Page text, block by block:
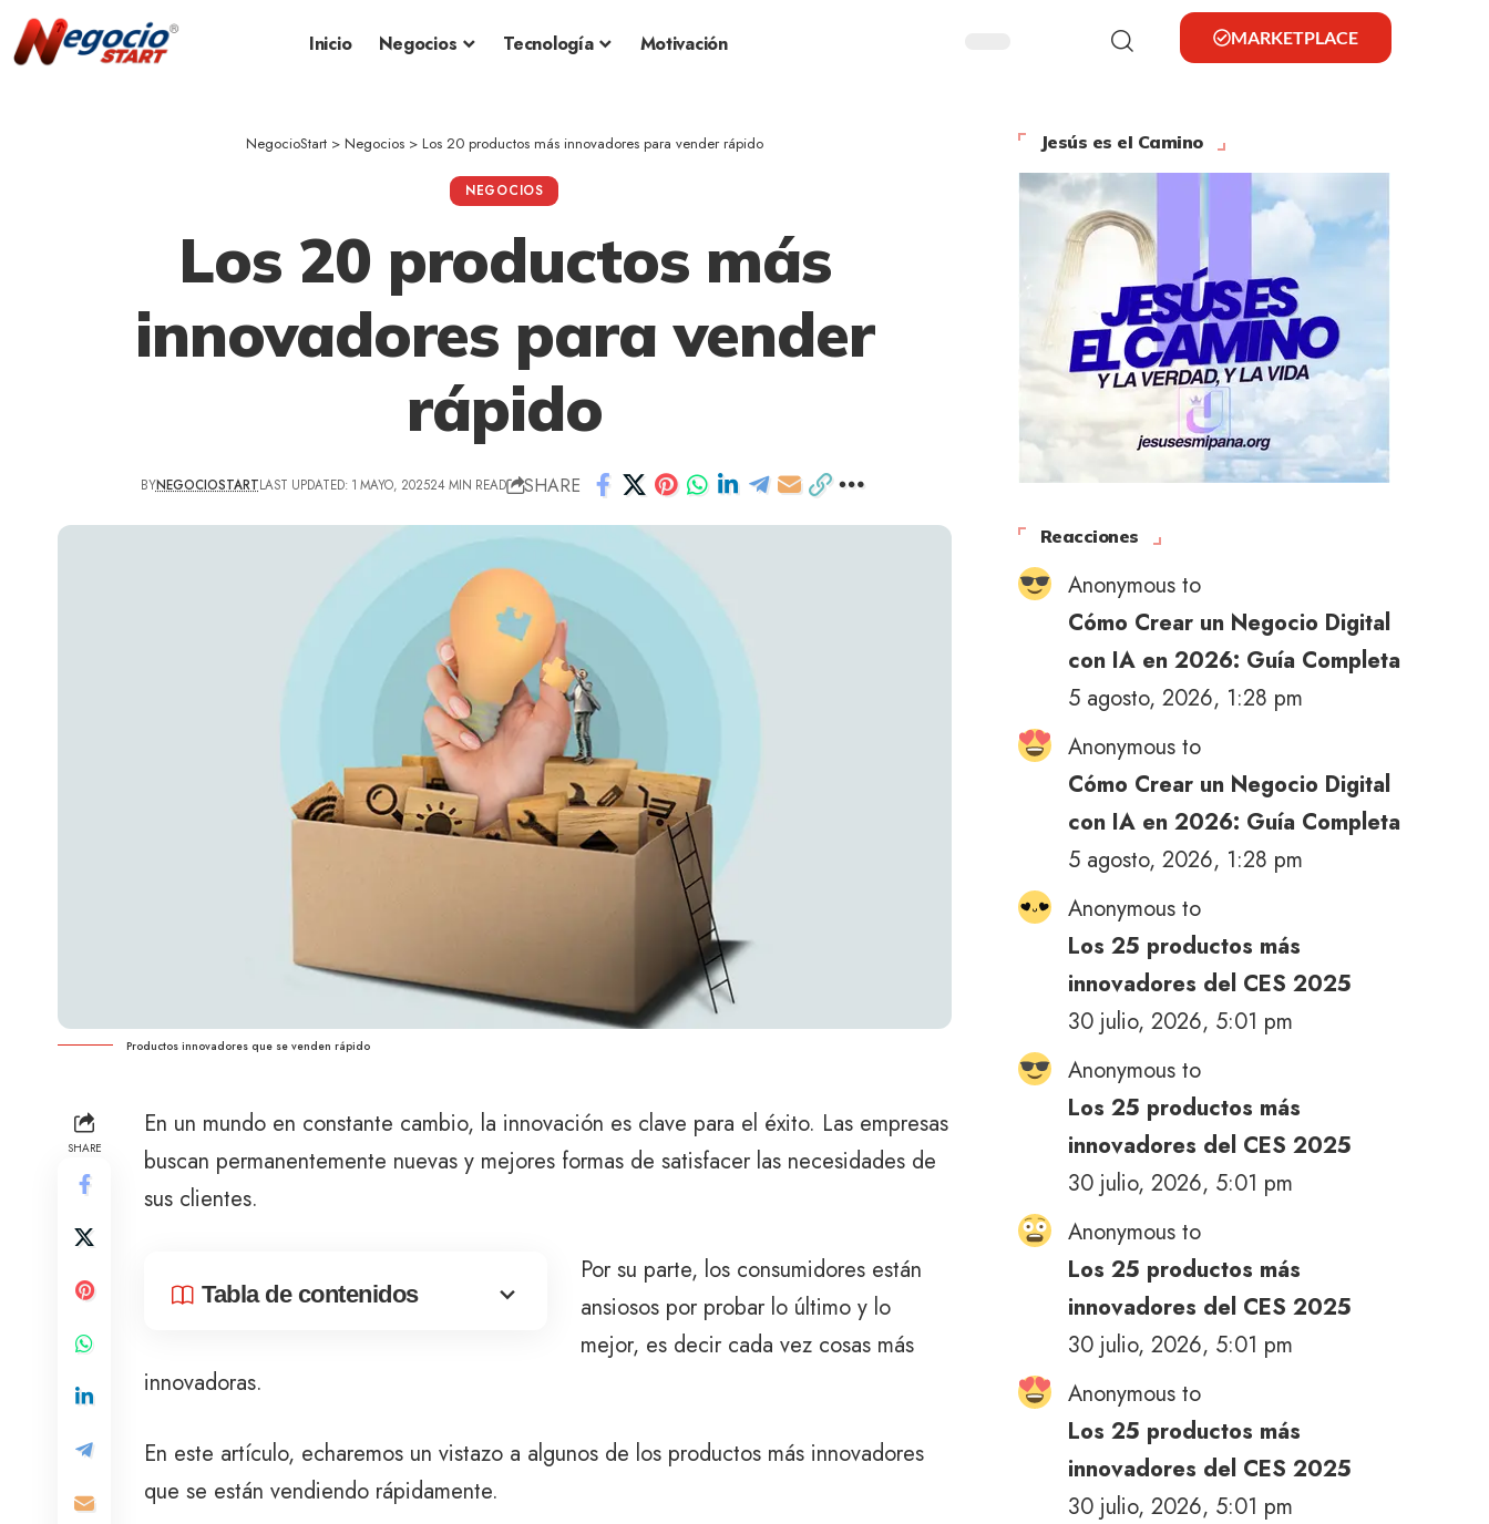
Inicio Negocios Tecnología Motivación MARKETPLACE
NegocioStart> Negocios> Los 20 productos más innovadores para vender rápido
NEGOCIOS
Los 20 productos más
innovadores para vender
rápido
BYNEGOCIOSTARTLAST UPDATED: 1 MAYO, 202524 MIN READ SHARE
Productos innovadores que se venden rápido
SHARE
En un mundo en constante cambio, la innovación es clave para el éxito. Las empresas
buscan permanentemente nuevas y mejores formas de satisfacer las necesidades de
sus clientes.
Tabla de contenidos
Por su parte, los consumidores están
ansiosos por probar lo último y lo
mejor, es decir cada vez cosas más
innovadoras.
En este artículo, echaremos un vistazo a algunos de los productos más innovadores
que se están vendiendo rápidamente.
Jesús es el Camino
Reacciones
Anonymous to
Cómo Crear un Negocio Digital
con IA en 2026: Guía Completa
5 agosto, 2026, 1:28 pm
Anonymous to
Cómo Crear un Negocio Digital
con IA en 2026: Guía Completa
5 agosto, 2026, 1:28 pm
Anonymous to
Los 25 productos más
innovadores del CES 2025
30 julio, 2026, 5:01 pm
Anonymous to
Los 25 productos más
innovadores del CES 2025
30 julio, 2026, 5:01 pm
Anonymous to
Los 25 productos más
innovadores del CES 2025
30 julio, 2026, 5:01 pm
Anonymous to
Los 25 productos más
innovadores del CES 2025
30 julio, 2026, 5:01 pm